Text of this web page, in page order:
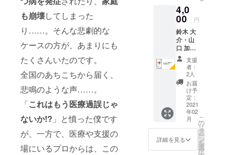
も崩壊してしまった
り……。そんな悲劇的な
ケースの方が、あまりにも
たくさんいたのです。
全国のあちこちから届く、
悲鳴のような声……。
「これはもう医療過誤じゃ
ないか!? 」と憤った僕です
が、一方で、医療や支援の
場にいるプロからは、この
sha.co.j
p/produ
ct?
item=0
000190
617
ますの
で、一
般に販
売され
ている
価格よ
り高く
なりま
すこと
をご了
承の
上、支
援をお
願いい
たしま
サイン
入りの
書籍だ
けで良
いとい
う場合
は、備
考欄に
その旨
を記載
してく
ださ
い。 な
お、こ
ファン
ディン
者の利
便性を
考えて
デザイ
ンされ
た
ファッ
ショ
ン）」
の商品
です。
水分を
よく吸
収し柔
らかく
のいい
ダブル
またあ
る時は
ドとし
て首の
保温や
汗取り
にした
り、自
由な感
覚で使
える
「アダ
プティ
ファッ
ション
かぶる
だけで
おしゃ
れにキ
マる
「ス
ヌード
タイプ
のスタ
イ」で
す。あ
る時は
スタイ
（よだ
れか
け）と
して水
4,0
00 円
鈴木 大
介・山
口 加代
子著、
一般社
団法人
日本臨
床心理
士会 編
集協
力、金
剛出版
『不自
由な脳
―高次
支援
者：
2人
お届
け予
定：
2021
年02
月
詳細を見る
こ
の
リ
タ
ー
ン
を
選
択